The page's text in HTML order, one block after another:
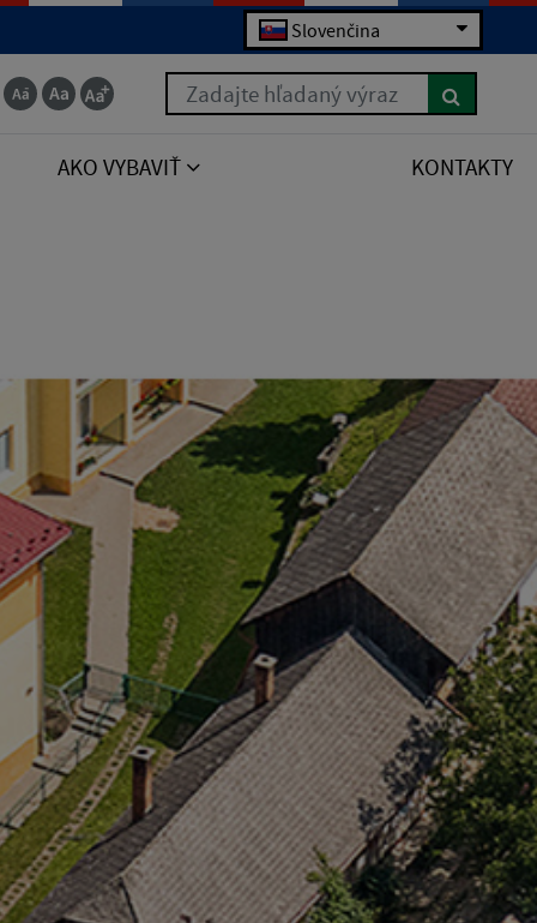
Slovenčina
Zadajte hľadaný výraz
AKO VYBAVIŤ KONTAKTY